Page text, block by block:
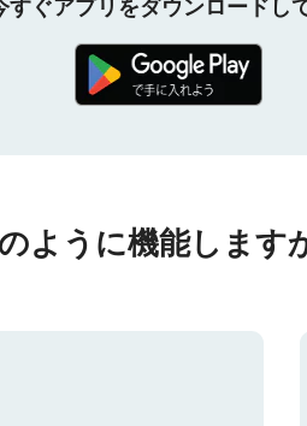
ぐアプリをダウンロードし
ように機能します